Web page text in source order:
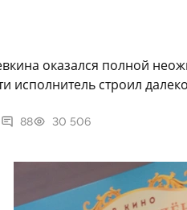
оказался полной
исполнитель строил
88 30 506